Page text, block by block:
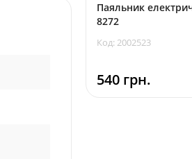
Паяльник
8272
Код: 2002523
540 грн.